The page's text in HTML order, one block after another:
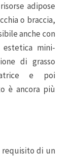
adipose
o braccia,
anche con
mini-
di grasso
e poi
è ancora più
requisito di un